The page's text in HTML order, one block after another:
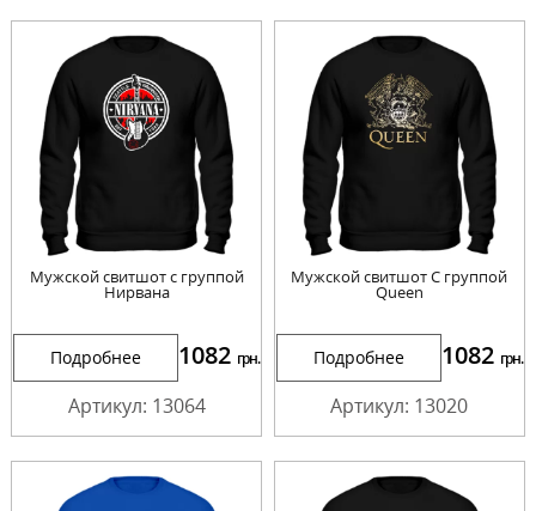
Мужской свитшот с группой
Нирвана
Подробнее 1082 грн.
Артикул: 13064
Мужской свитшот С группой
Queen
Подробнее 1082 грн.
Артикул: 13020